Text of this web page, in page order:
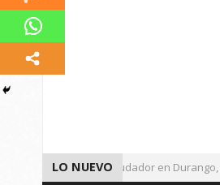
LO NUEVO
Detienen a Defraudador en Durango,